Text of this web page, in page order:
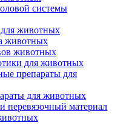
системы
животных
животных
животных
для животных
препараты для
для животных
перевязочный материал